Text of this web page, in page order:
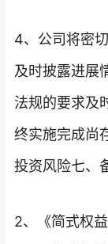
4、公司将密
及时披露进展
法规的要求及
终实施完成尚
投资风险七、
2、《简式权